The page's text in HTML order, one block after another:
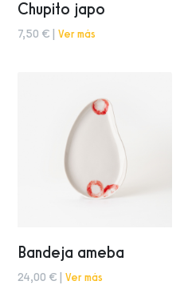
Chupito japo
7,50 € | Ver más
Bandeja ameba
24,00 € | Ver más